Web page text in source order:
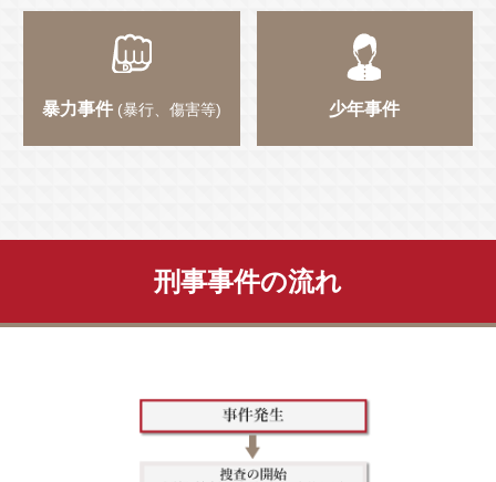
暴力事件 (暴行、傷害等) 少年事件
刑事事件の流れ